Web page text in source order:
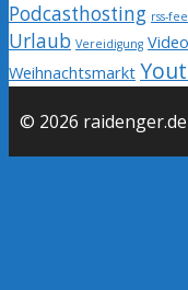
Podcasthosting rss-
Urlaub Vereidigung
Weihnachtsmarkt
© 2026 raidenger.de